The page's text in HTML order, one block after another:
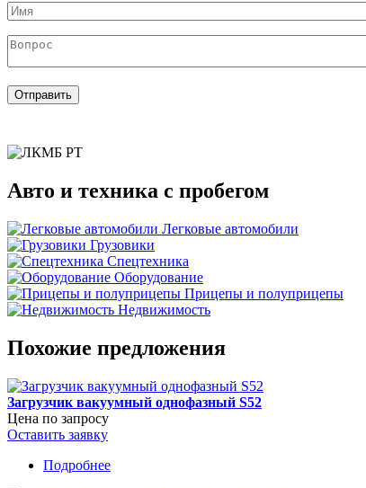
Имя
Вопрос
Отправить
Авто и техника с пробегом
Легковые автомобили
Грузовики
Спецтехника
Оборудование
Прицепы и полуприцепы
Недвижимость
Похожие предложения
Загрузчик вакуумный однофазный S52
Цена по запросу
Оставить заявку
Подробнее